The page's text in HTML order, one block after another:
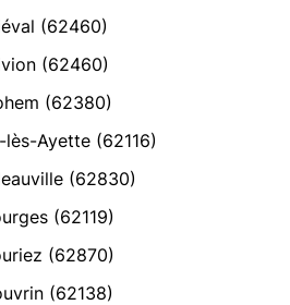
(62460)
(62460)
(62380)
lès-Ayette (62116)
(62830)
(62119)
(62870)
(62138)